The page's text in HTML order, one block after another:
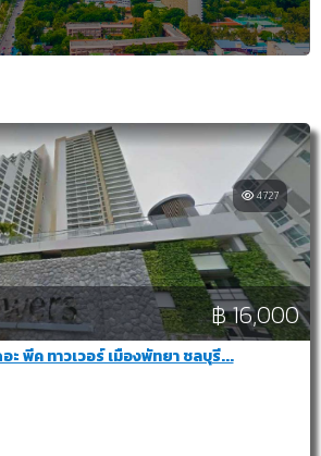
4727
฿ 16,000
ะ พีค ทาวเวอร์ เมืองพัทยา ชลบุรี...